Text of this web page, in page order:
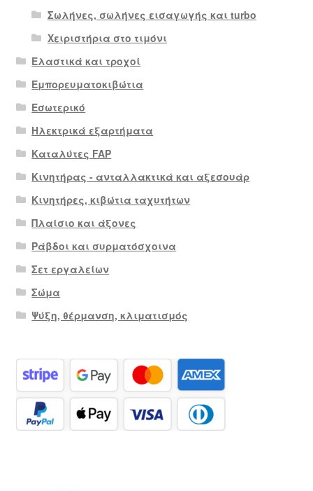
Σωλήνες, σωλήνες εισαγωγής και turbo
Χειριστήρια στο τιμόνι
Ελαστικά και τροχοί
Εμπορευματοκιβώτια
Εσωτερικό
Ηλεκτρικά εξαρτήματα
Καταλύτες FAP
Κινητήρας - ανταλλακτικά και αξεσουάρ
Κινητήρες, κιβώτια ταχυτήτων
Πλαίσιο και άξονες
Ράβδοι και συρματόσχοινα
Σετ εργαλείων
Σώμα
Ψύξη, θέρμανση, κλιματισμός